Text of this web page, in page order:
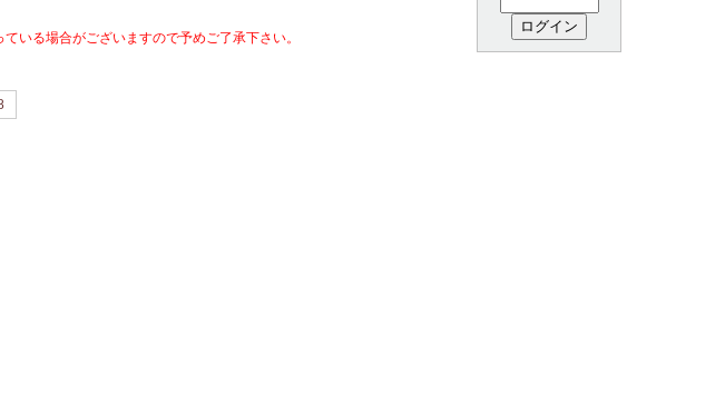
いる場合がございますので予めご了承下さい。